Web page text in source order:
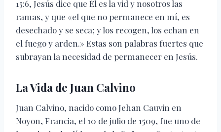
15:6, Jesús dice que Él es la vid y nosotros las
ramas, y que «el que no permanece en mí, es
desechado y se seca; y los recogen, los echan en
el fuego y arden.» Estas son palabras fuertes que
subrayan la necesidad de permanecer en Jesús.
La Vida de Juan Calvino
Juan Calvino, nacido como Jehan Cauvin en
Noyon, Francia, el 10 de julio de 1509, fue uno de